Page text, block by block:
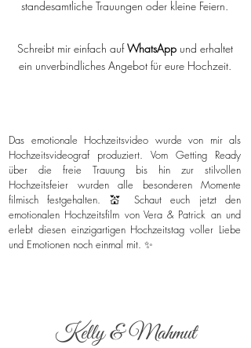
standesamtliche Trauungen oder kleine Feiern.
Schreibt mir einfach aufWhatsAppund erhaltet
ein unverbindliches Angebot für eure Hochzeit.
Das emotionale Hochzeitsvideo wurde von mir als
Hochzeitsvideograf produziert. Vom Getting Ready
über die freie Trauung bis hin zur stilvollen
Hochzeitsfeier wurden alle besonderen Momente
filmisch festgehalten. 💒 Schaut euch jetzt den
emotionalen Hochzeitsfilm von Vera & Patrick an und
erlebt diesen einzigartigen Hochzeitstag voller Liebe
und Emotionen noch einmal mit. ✨
Kelly & Mahmut